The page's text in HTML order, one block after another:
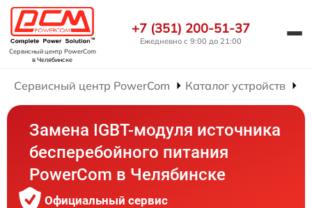
Сервисный центр PowerCom
в Челябинске
+7 (351) 200-51-37
Ежедневно с 9:00 до 21:00
Сервисный центр PowerCom Каталог устройств
Замена IGBT-модуля источника
бесперебойного питания
PowerCom в Челябинске
Официальный сервис